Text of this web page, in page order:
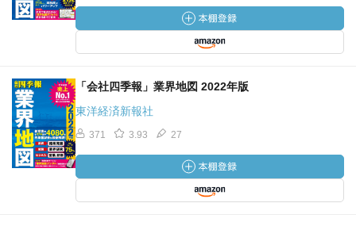
「会社四季報」業界地図 2022年版
東洋経済新報社
371 3.93 27